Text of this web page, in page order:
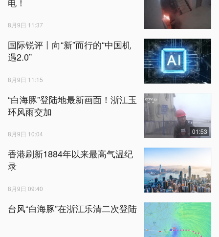
8月9日 11:37
国际锐评丨向“新”而行的“中国机
遇2.0”
8月9日 11:15
“白海豚”登陆地最新画面！浙江玉
环风雨交加
8月9日 10:04 01:53
香港刷新1884年以来最高气温纪
录
8月9日 09:40
台风“白海豚”在浙江乐清二次登陆